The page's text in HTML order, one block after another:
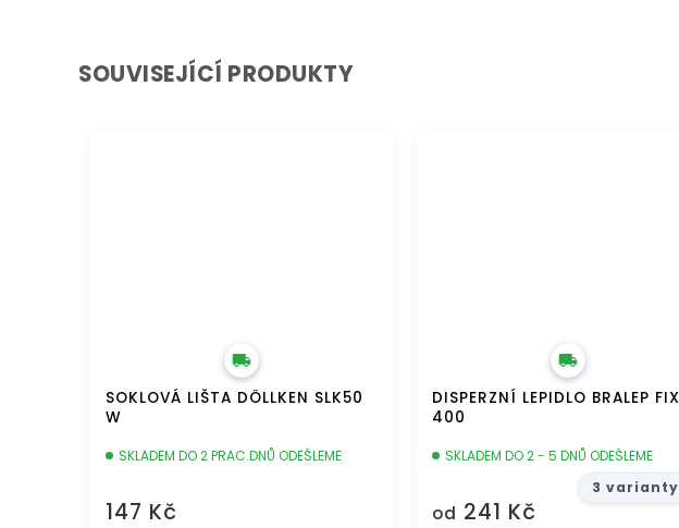
SOUVISEJÍCÍ PRODUKTY
SOKLOVÁ LIŠTA DÖLLKEN SLK50
W
SKLADEM DO 2 PRAC.DNŮ ODEŠLEME
147 Kč
DISPERZNÍ LEPIDLO BRALEP FIX
400
SKLADEM DO 2 - 5 DNŮ ODEŠLEME
od 241 Kč
3 varianty